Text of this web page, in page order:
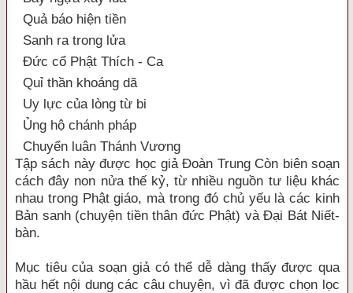
Quả báo hiện tiền
Sanh ra trong lửa
Đức cổ Phật Thích - Ca
Quỉ thần khoáng dã
Uy lực của lòng từ bi
Ủng hộ chánh pháp
Chuyển luân Thánh Vương
Tập sách này được học giả Đoàn Trung Còn biên soạn
cách đây non nửa thế kỷ, từ nhiều nguồn tư liệu khác
nhau trong Phật giáo, mà trong đó chủ yếu là các kinh
Bản sanh (chuyện tiền thân đức Phật) và Đại Bát Niết-
bàn.
Mục tiêu của soạn giả có thể dễ dàng thấy được qua
hầu hết nội dung các câu chuyện, vì đã được chọn lọc